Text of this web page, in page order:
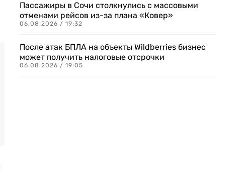
Пассажиры в Сочи столкнулись с массовыми
отменами рейсов из-за плана «Ковер»
06.08.2026 / 19:32
После атак БПЛА на объекты Wildberries бизнес
может получить налоговые отсрочки
06.08.2026 / 19:05